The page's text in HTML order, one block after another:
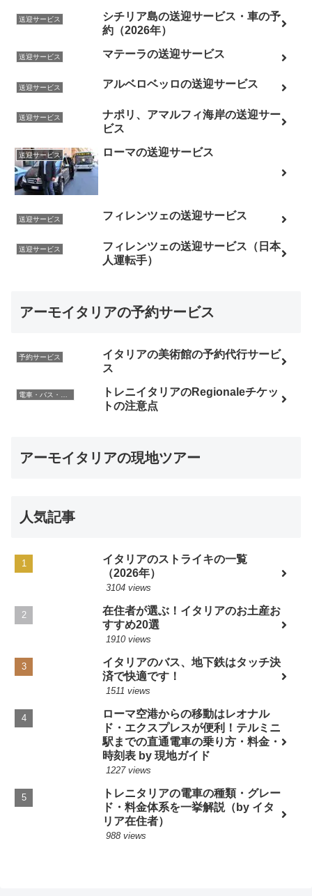
送迎サービス
シチリア島の送迎サービス・車の予
約（2026年）
送迎サービス マテーラの送迎サービス
送迎サービス アルベロベッロの送迎サービス
送迎サービス
ナポリ、アマルフィ海岸の送迎サー
ビス
送迎サービス ローマの送迎サービス
送迎サービス フィレンツェの送迎サービス
送迎サービス
フィレンツェの送迎サービス（日本
人運転手）
アーモイタリアの予約サービス
予約サービス
イタリアの美術館の予約代行サービ
ス
トレニイタリアのRegionaleチケッ
トの注意点
アーモイタリアの現地ツアー
人気記事
イタリアのストライキの一覧
（2026年）
3104 views
在住者が選ぶ！イタリアのお土産お
すすめ20選
1910 views
イタリアのバス、地下鉄はタッチ決
済で快適です！
1511 views
ローマ空港からの移動はレオナル
ド・エクスプレスが便利！テルミニ
駅までの直通電車の乗り方・料金・
時刻表 by 現地ガイド
1227 views
トレニタリアの電車の種類・グレー
ド・料金体系を一挙解説（by イタ
リア在住者）
988 views